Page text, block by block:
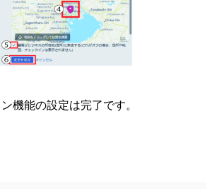
機能の設定は完了です。